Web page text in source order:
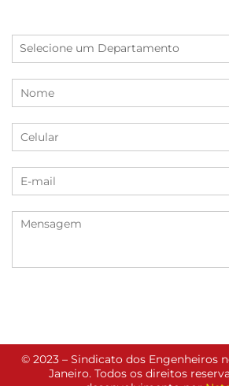
© 2023 – Sindicato dos Engenheiros
Janeiro. Todos os direitos